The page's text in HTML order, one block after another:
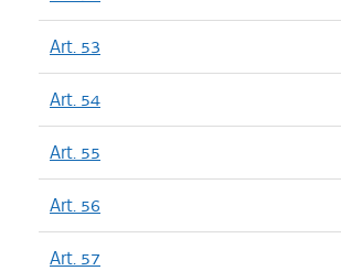
Art. 53
Art. 54
Art. 55
Art. 56
Art. 57